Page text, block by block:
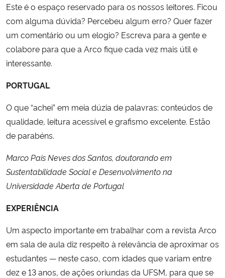
Ministério do Meio Ambiente
Ministério do Turismo
Ministério da Mulher, da Família e dos Direitos Humanos
Secretaria-Geral
Secretaria de Governo
Gabinete de Segurança Institucional
Advocacia-Geral da União
Banco Central do Brasil
Este é o espaço reservado para os nossos leitores. Ficou
com alguma dúvida? Percebeu algum erro? Quer fazer
um comentário ou um elogio? Escreva para a gente e
colabore para que a Arco fique cada vez mais útil e
interessante.
PORTUGAL
O que “achei” em meia dúzia de palavras: conteúdos de
qualidade, leitura acessível e grafismo excelente. Estão
de parabéns.
Marco Pais Neves dos Santos, doutorando em
Sustentabilidade Social e Desenvolvimento na
Universidade Aberta de Portugal
EXPERIÊNCIA
Um aspecto importante em trabalhar com a revista Arco
em sala de aula diz respeito à relevância de aproximar os
estudantes — neste caso, com idades que variam entre
dez e 13 anos, de ações oriundas da UFSM, para que se